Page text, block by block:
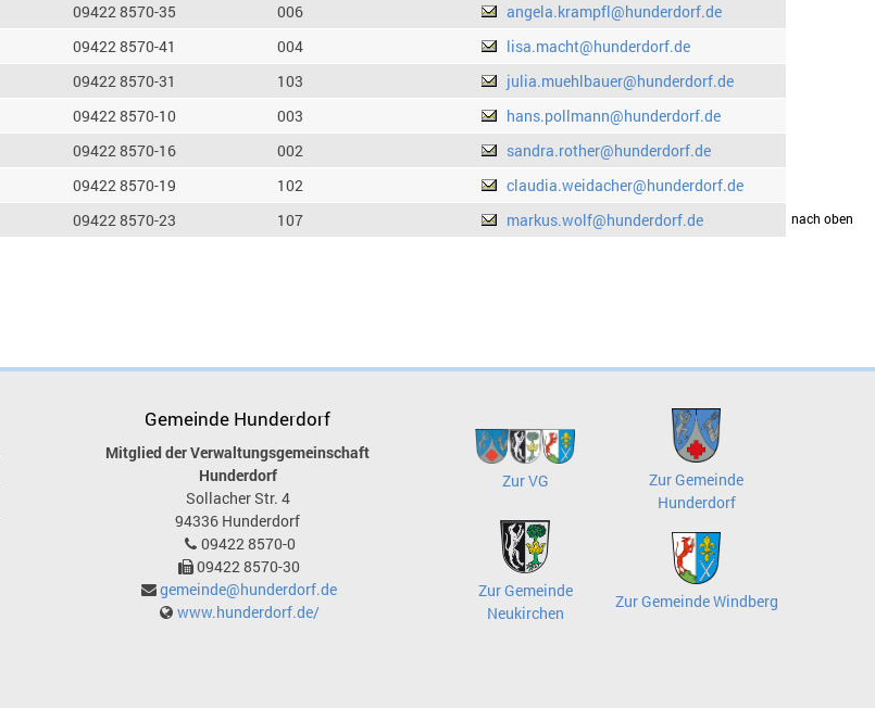
09422 8570-35 006
angela.krampfl@hunderdorf.de
09422 8570-41 004
lisa.macht@hunderdorf.de
09422 8570-31 103
julia.muehlbauer@hunderdorf.de
09422 8570-10 003
hans.pollmann@hunderdorf.de
09422 8570-16 002
sandra.rother@hunderdorf.de
09422 8570-19 102
claudia.weidacher@hunderdorf.de
09422 8570-23 107 markus.wolf@hunderdorf.dedrucken nach oben
Gemeinde Hunderdorf
Mitglied der Verwaltungsgemeinschaft
Hunderdorf
Sollacher Str. 4
94336 Hunderdorf
09422 8570-0
09422 8570-30
gemeinde@hunderdorf.de
www.hunderdorf.de/
Zur VG
Zur Gemeinde
Hunderdorf
Zur Gemeinde
Neukirchen
Zur Gemeinde Windberg